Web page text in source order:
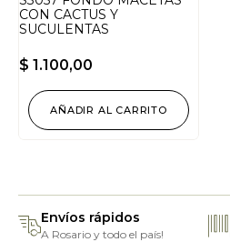
CON CACTUS Y
SUCULENTAS
$ 1.100,00
AÑADIR AL CARRITO
Envíos rápidos
A Rosario y todo el país!